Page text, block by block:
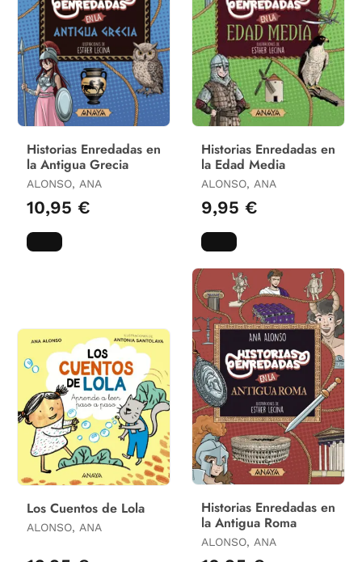
Historias Enredadas en
la Antigua Grecia
ALONSO, ANA
10,95 €
Historias Enredadas en
la Edad Media
ALONSO, ANA
9,95 €
Los Cuentos de Lola
ALONSO, ANA
Historias Enredadas en
la Antigua Roma
ALONSO, ANA